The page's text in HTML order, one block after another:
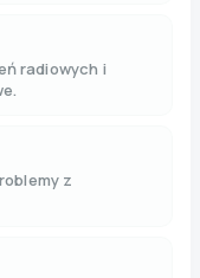
radiowych i
z